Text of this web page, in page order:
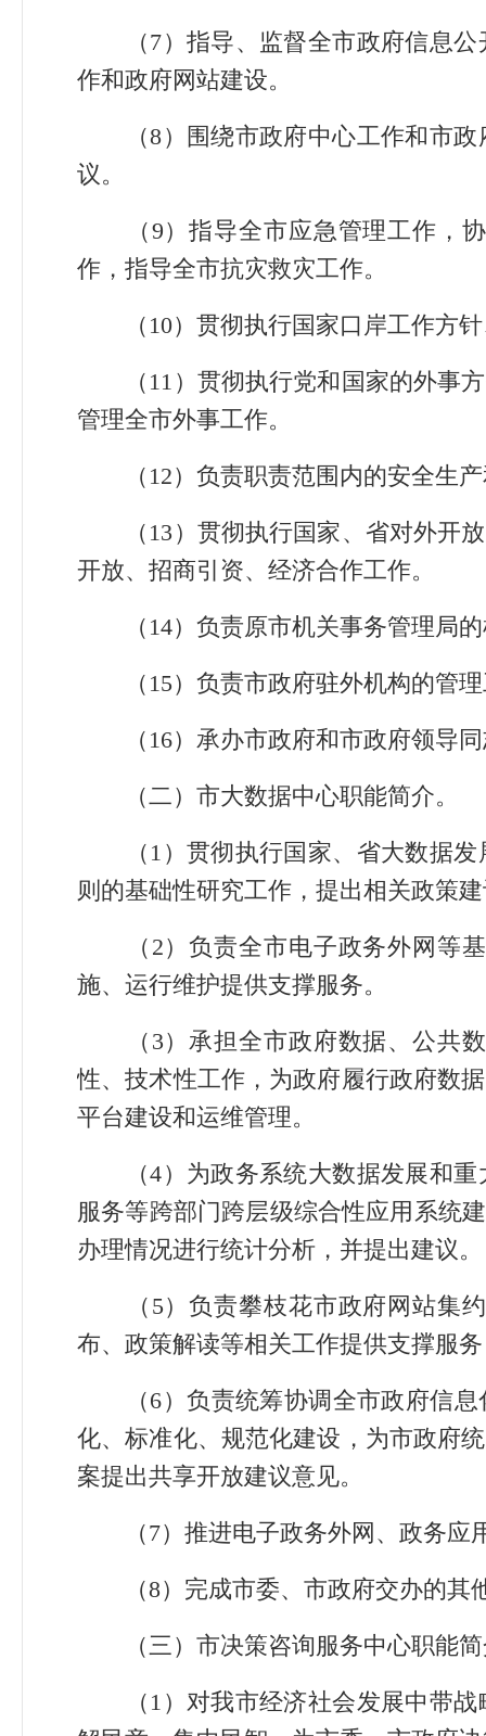
（7）指导、监督全市政府信息公
作和政府网站建设。
（8）围绕市政府中心工作和市政
议。
（9）指导全市应急管理工作，协
作，指导全市抗灾救灾工作。
（10）贯彻执行国家口岸工作方针
（11）贯彻执行党和国家的外事方
管理全市外事工作。
（12）负责职责范围内的安全生产
（13）贯彻执行国家、省对外开放
开放、招商引资、经济合作工作。
（14）负责原市机关事务管理局的
（15）负责市政府驻外机构的管理
（16）承办市政府和市政府领导同
（二）市大数据中心职能简介。
（1）贯彻执行国家、省大数据
则的基础性研究工作，提出相关政策
（2）负责全市电子政务外网等基
施、运行维护提供支撑服务。
（3）承担全市政府数据、公共数
性、技术性工作，为政府履行政府数
平台建设和运维管理。
（4）为政务系统大数据发展和重
服务等跨部门跨层级综合性应用系统
办理情况进行统计分析，并提出建议。
（5）负责攀枝花市政府网站集约
布、政策解读等相关工作提供支撑服
（6）负责统筹协调全市政府信息
化、标准化、规范化建设，为市政府
案提出共享开放建议意见。
（7）推进电子政务外网、政务应
（8）完成市委、市政府交办的其
（三）市决策咨询服务中心职能
（1）对我市经济社会发展中带